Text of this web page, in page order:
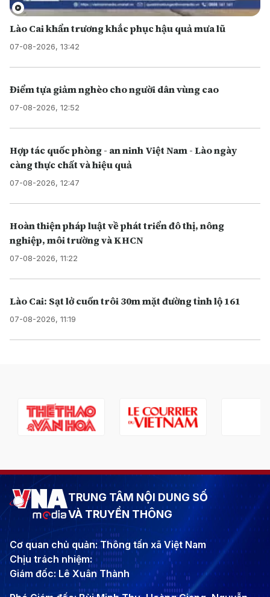
Lào Cai khẩn trương khắc phục hậu quả mưa lũ
07-08-2026, 13:42
Điểm tựa giảm nghèo cho người dân vùng cao
07-08-2026, 12:52
Hợp tác quốc phòng - an ninh Việt Nam - Lào ngày
càng thực chất và hiệu quả
07-08-2026, 12:47
Hoàn thiện pháp luật về phát triển đô thị, nông
nghiệp, môi trường và KHCN
07-08-2026, 11:22
Lào Cai: Sạt lở cuốn trôi 30m mặt đường tỉnh lộ 161
07-08-2026, 11:19
TRUNG TÂM NỘI DUNG SỐ
VÀ TRUYỀN THÔNG
Cơ quan chủ quản: Thông tấn xã Việt Nam
Chịu trách nhiệm:
Giám đốc: Lê Xuân Thành